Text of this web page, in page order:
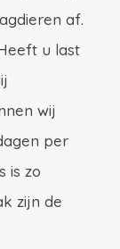
af.
u last
wij
per
is zo
zijn de